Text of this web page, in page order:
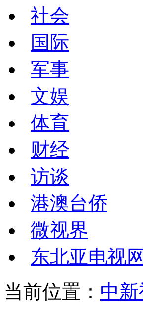
社会
国际
军事
文娱
体育
财经
访谈
港澳台侨
微视界
东北亚电视网
当前位置： 中